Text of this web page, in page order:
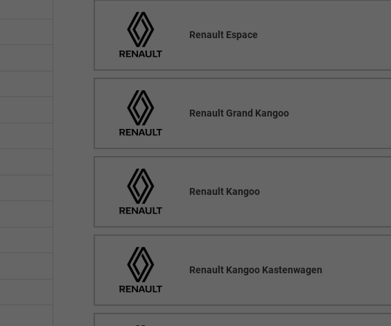
Renault Espace
Renault Grand Kangoo
Renault Kangoo
Renault Kangoo Kastenwagen